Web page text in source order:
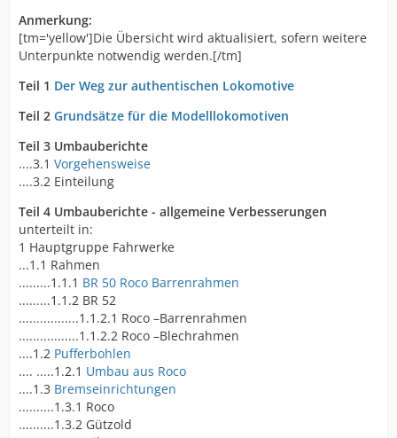
Anmerkung:
[tm='yellow']Die Übersicht wird aktualisiert, sofern weitere
Unterpunkte notwendig werden.[/tm]
Teil 1 Der Weg zur authentischen Lokomotive
Teil 2 Grundsätze für die Modelllokomotiven
Teil 3 Umbauberichte
....3.1 Vorgehensweise
....3.2 Einteilung
Teil 4 Umbauberichte - allgemeine Verbesserungen
unterteilt in:
1 Hauptgruppe Fahrwerke
...1.1 Rahmen
.........1.1.1 BR 50 Roco Barrenrahmen
.........1.1.2 BR 52
.................1.1.2.1 Roco –Barrenrahmen
.................1.1.2.2 Roco –Blechrahmen
....1.2 Pufferbohlen
.... .....1.2.1 Umbau aus Roco
....1.3 Bremseinrichtungen
..........1.3.1 Roco
..........1.3.2 Gützold